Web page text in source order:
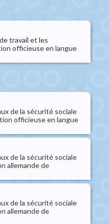
travail et les
officieuse en langue
de la sécurité sociale
officieuse en langue
de la sécurité sociale
allemande de
de la sécurité sociale
allemande de